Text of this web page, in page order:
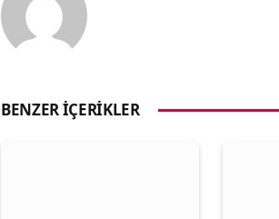
BENZER İÇERIKLER